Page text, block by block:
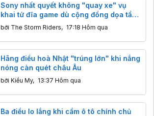
Sony nhất quyết không "quay xe" vụ
khai tử đĩa game dù cộng đồng dọa tẩy
chay
bởi The Storm Riders, 17:18 Hôm qua
Hãng điều hoà Nhật "trúng lớn" khi nắng
nóng càn quét châu Âu
bởi Kiều My, 13:37 Hôm qua
Ba điều lo lắng khi cầm ô tô chính chủ